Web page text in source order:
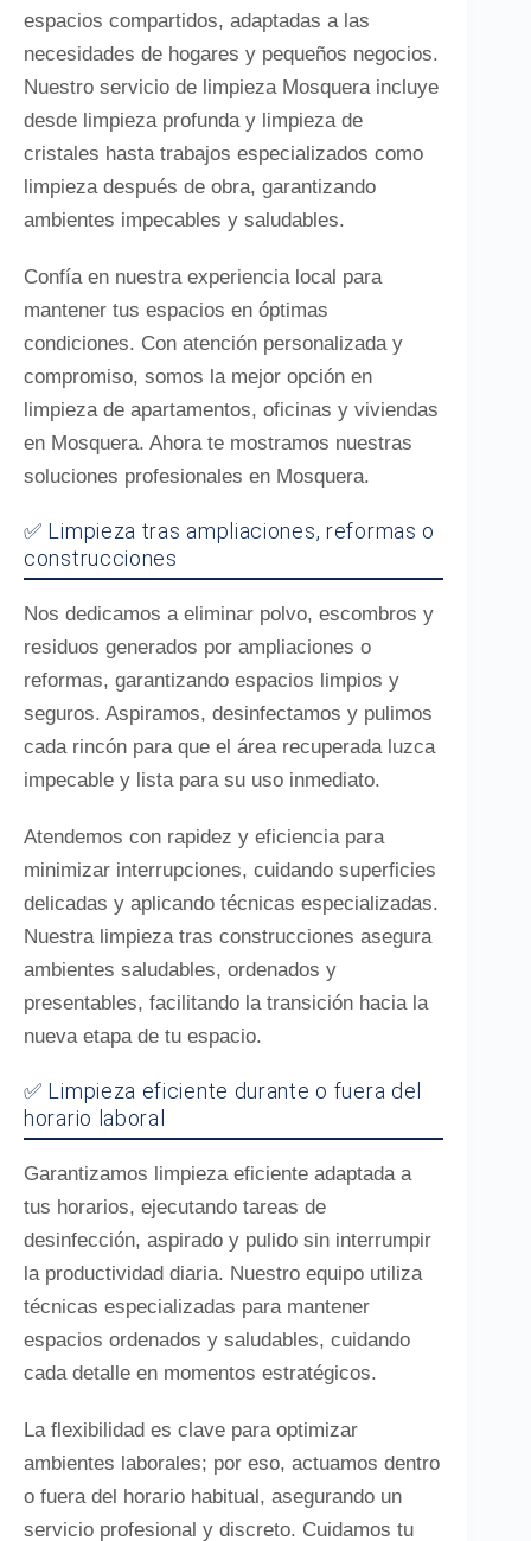
espacios compartidos, adaptadas a las
necesidades de hogares y pequeños negocios.
Nuestro servicio de limpieza Mosquera incluye
desde limpieza profunda y limpieza de
cristales hasta trabajos especializados como
limpieza después de obra, garantizando
ambientes impecables y saludables.
Confía en nuestra experiencia local para
mantener tus espacios en óptimas
condiciones. Con atención personalizada y
compromiso, somos la mejor opción en
limpieza de apartamentos, oficinas y viviendas
en Mosquera. Ahora te mostramos nuestras
soluciones profesionales en Mosquera.
✅ Limpieza tras ampliaciones, reformas o
construcciones
Nos dedicamos a eliminar polvo, escombros y
residuos generados por ampliaciones o
reformas, garantizando espacios limpios y
seguros. Aspiramos, desinfectamos y pulimos
cada rincón para que el área recuperada luzca
impecable y lista para su uso inmediato.
Atendemos con rapidez y eficiencia para
minimizar interrupciones, cuidando superficies
delicadas y aplicando técnicas especializadas.
Nuestra limpieza tras construcciones asegura
ambientes saludables, ordenados y
presentables, facilitando la transición hacia la
nueva etapa de tu espacio.
✅ Limpieza eficiente durante o fuera del
horario laboral
Garantizamos limpieza eficiente adaptada a
tus horarios, ejecutando tareas de
desinfección, aspirado y pulido sin interrumpir
la productividad diaria. Nuestro equipo utiliza
técnicas especializadas para mantener
espacios ordenados y saludables, cuidando
cada detalle en momentos estratégicos.
La flexibilidad es clave para optimizar
ambientes laborales; por eso, actuamos dentro
o fuera del horario habitual, asegurando un
servicio profesional y discreto. Cuidamos tu